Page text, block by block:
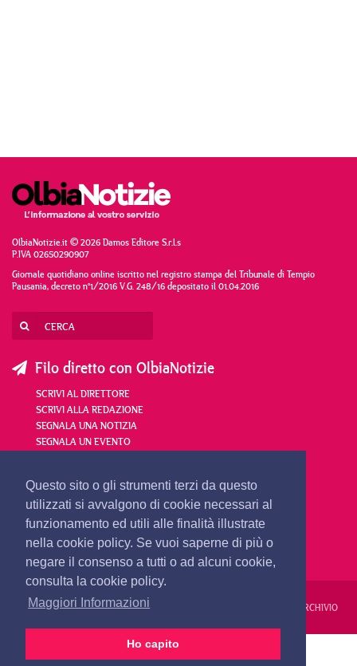
Questo sito o gli strumenti terzi da questo
utilizzati si avvalgono di cookie necessari al
funzionamento ed utili alle finalità illustrate
nella cookie policy. Se vuoi saperne di più o
negare il consenso a tutti o ad alcuni cookie,
consulta la cookie policy.
Maggiori Informazioni
Ho capito
OlbiaNotizie.it © 2026 Damos Editore S.r.l.s
P.IVA 02650290907
Giornale quotidiano online iscritto nel registro stampa del Tribunale di Tempio
Pausania, decreto n°1/2016 V.G. 248/16 depositato il 01.04.2016
Filo diretto con OlbiaNotizie
SCRIVI AL DIRETTORE
SCRIVI ALLA REDAZIONE
SEGNALA UNA NOTIZIA
SEGNALA UN EVENTO
redazione@olbianotizie.it
REDAZIONE PUBBLICITÀ PRIVACY E COOKIES ARCHIVIO
24 ORE VIDEO